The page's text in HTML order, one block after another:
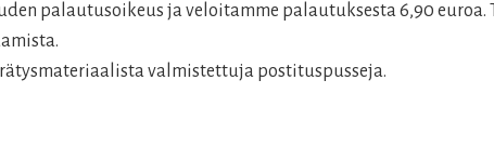
palautusoikeus ja veloitamme palautuksesta 6,90
valmistettuja postituspusseja.